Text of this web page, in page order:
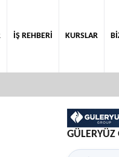
İŞ REHBERİ KURSLAR
GÜLERYÜZ